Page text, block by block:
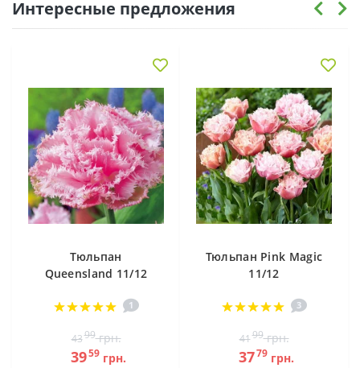
Интересные предложения
Тюльпан
Queensland 11/12
1
4399грн.
3959грн.
Тюльпан Pink Magic
11/12
3
4199грн.
3779грн.